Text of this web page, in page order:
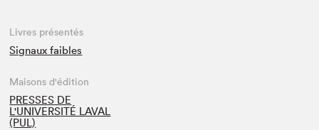
Livres présentés
Signaux faibles
Maisons d'édition
PRESSES DE
L'UNIVERSITÉ LAVAL
(PUL)